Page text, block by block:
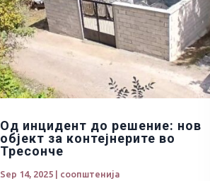
Од инцидент до решение: нов
објект за контејнерите во
Тресонче
Sep 14, 2025| соопштенија